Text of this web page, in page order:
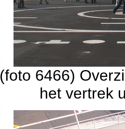
(foto 6466)
het vertrek